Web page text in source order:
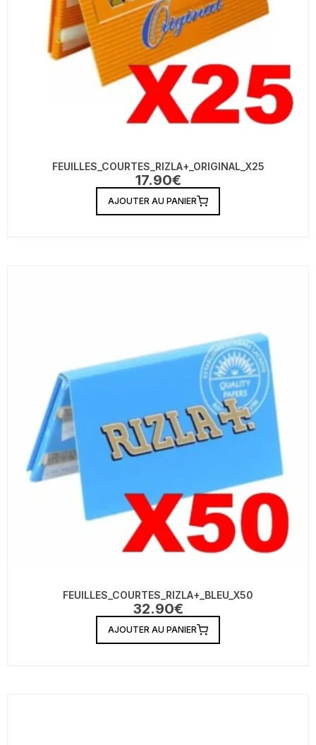
FEUILLES_COURTES_RIZLA+_ORIGINAL_X25
17.90€
AJOUTER AU PANIER
FEUILLES_COURTES_RIZLA+_BLEU_X50
32.90€
AJOUTER AU PANIER